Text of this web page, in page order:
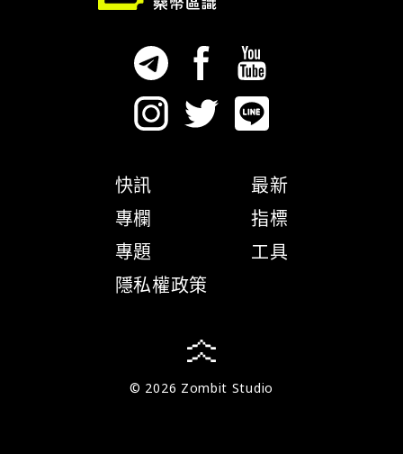
快訊
專欄
專題
隱私權政策
最新
指標
工具
© 2026 Zombit Studio